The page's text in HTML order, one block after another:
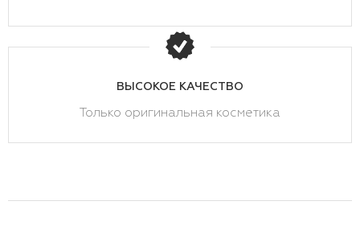
ВЫСОКОЕ КАЧЕСТВО
Только оригинальная косметика